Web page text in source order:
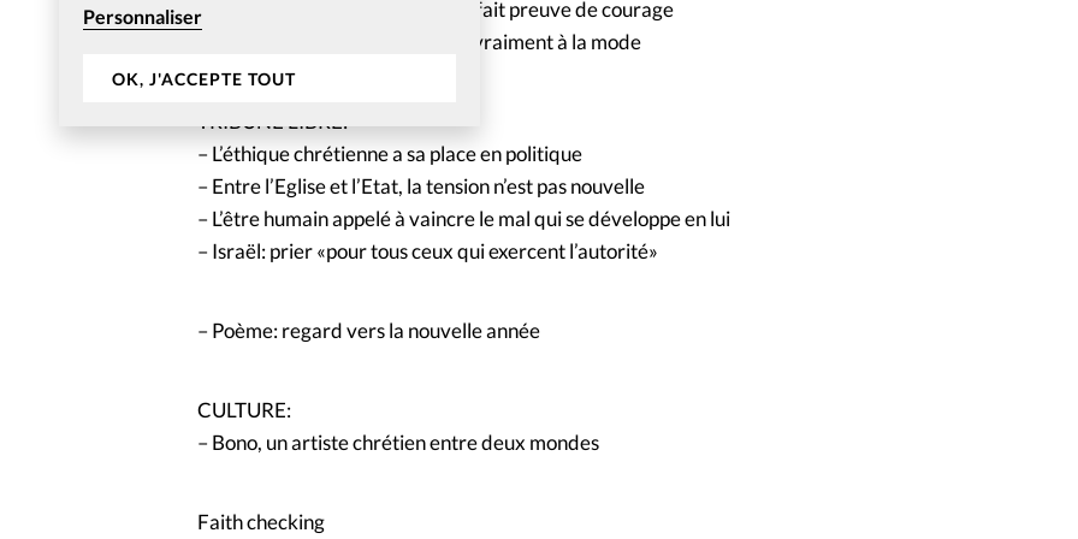
Personnaliser
OK, J'ACCEPTE TOUT
– Missionnaires du passé, ils ont fait preuve de courage
– Prendre des risques n’est plus vraiment à la mode
TRIBUNE LIBRE:
– L’éthique chrétienne a sa place en politique
– Entre l’Eglise et l’Etat, la tension n’est pas nouvelle
– L’être humain appelé à vaincre le mal qui se développe en lui
– Israël: prier «pour tous ceux qui exercent l’autorité»
– Poème: regard vers la nouvelle année
CULTURE:
– Bono, un artiste chrétien entre deux mondes
Faith checking